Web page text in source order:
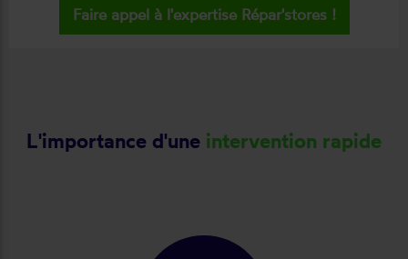
Faire appel à l'expertise Répar'stores !
L'importance d'une intervention rapide